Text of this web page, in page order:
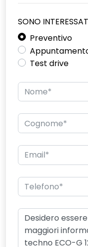
SONO
Preventivo
Test drive